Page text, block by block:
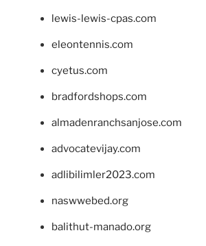
lewis-lewis-cpas.com
eleontennis.com
cyetus.com
bradfordshops.com
almadenranchsanjose.com
advocatevijay.com
adlibilimler2023.com
naswwebed.org
balithut-manado.org